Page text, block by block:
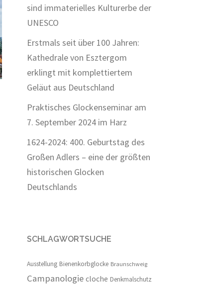
sind immaterielles Kulturerbe der
UNESCO
Erstmals seit über 100 Jahren:
Kathedrale von Esztergom
erklingt mit komplettiertem
Geläut aus Deutschland
Praktisches Glockenseminar am
7. September 2024 im Harz
1624-2024: 400. Geburtstag des
Großen Adlers – eine der größten
historischen Glocken
Deutschlands
SCHLAGWORTSUCHE
Ausstellung Bienenkorbglocke Braunschweig
Campanologie cloche Denkmalschutz